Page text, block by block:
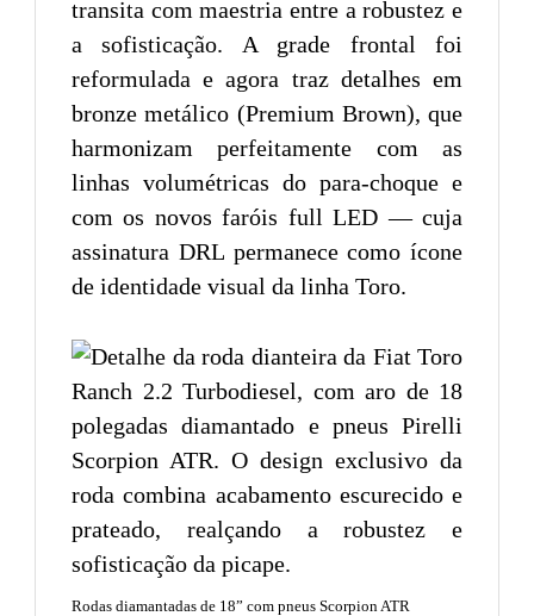
transita com maestria entre a robustez e
a sofisticação. A grade frontal foi
reformulada e agora traz detalhes em
bronze metálico (Premium Brown), que
harmonizam perfeitamente com as
linhas volumétricas do para-choque e
com os novos faróis full LED — cuja
assinatura DRL permanece como ícone
de identidade visual da linha Toro.
Rodas diamantadas de 18” com pneus Scorpion ATR